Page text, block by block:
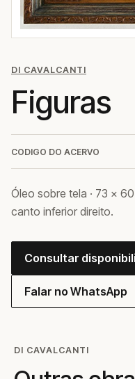
DI CAVALCANTI
Figuras
CODIGO DO ACERVO
Óleo sobre tela · 73 ×
canto inferior direito.
Consultar
Falar no WhatsApp
DI CAVALCANTI